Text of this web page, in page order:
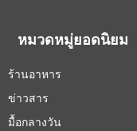
หมวดหมู่ยอดนิยม
ร้านอาหาร
ข่าวสาร
มื้อกลางวัน